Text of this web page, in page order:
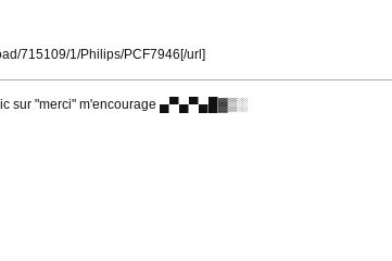
715109/1/Philips/PCF7946[/url]
sur "merci" m'encourage ▄▀▄▀▄█▓▒░